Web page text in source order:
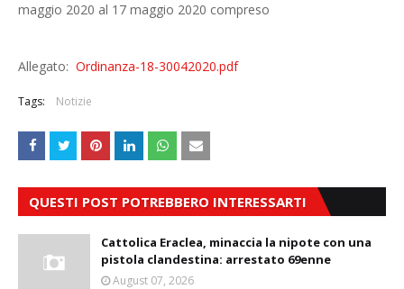
maggio 2020 al 17 maggio 2020 compreso
Allegato: Ordinanza-18-30042020.pdf
Tags: Notizie
QUESTI POST POTREBBERO INTERESSARTI
Cattolica Eraclea, minaccia la nipote con una
pistola clandestina: arrestato 69enne
August 07, 2026